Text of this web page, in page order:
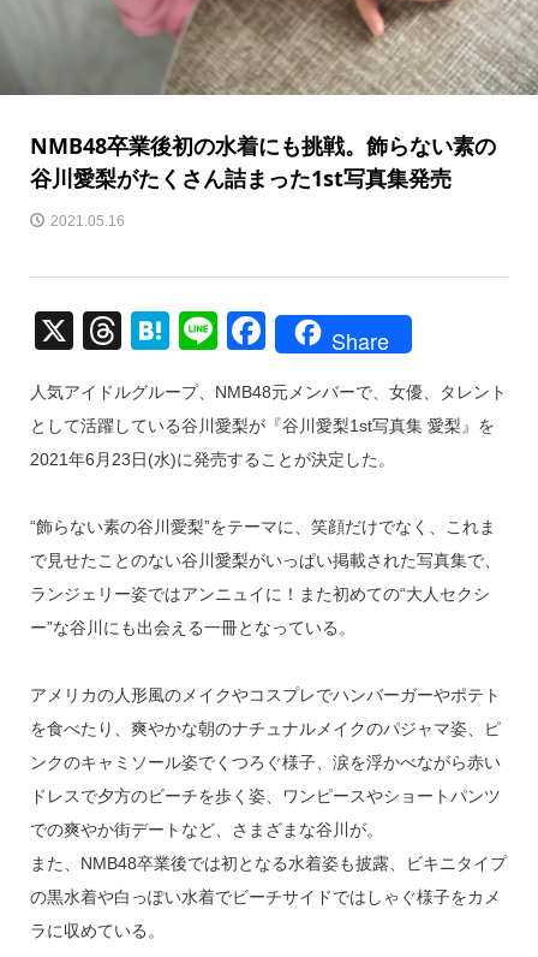
NMB48卒業後初の水着にも挑戦。飾らない素の
谷川愛梨がたくさん詰まった1st写真集発売
2021.05.16
X
T
e
a
s
H
e
n
Li
e
F
c
e
o
o
k
Share
人気アイドルグループ、NMB48元メンバーで、女優、タレント
として活躍している谷川愛梨が『谷川愛梨1st写真集 愛梨』を
2021年6月23日(水)に発売することが決定した。
“飾らない素の谷川愛梨”をテーマに、笑顔だけでなく、これま
で見せたことのない谷川愛梨がいっぱい掲載された写真集で、
ランジェリー姿ではアンニュイに！また初めての“大人セクシ
ー”な谷川にも出会える一冊となっている。
アメリカの人形風のメイクやコスプレでハンバーガーやポテト
を食べたり、爽やかな朝のナチュナルメイクのパジャマ姿、ピ
ンクのキャミソール姿でくつろぐ様子、涙を浮かべながら赤い
ドレスで夕方のビーチを歩く姿、ワンピースやショートパンツ
での爽やか街デートなど、さまざまな谷川が。
また、NMB48卒業後では初となる水着姿も披露、ビキニタイプ
の黒水着や白っぽい水着でビーチサイドではしゃぐ様子をカメ
ラに収めている。